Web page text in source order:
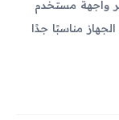
واجهة مستخدم
مناسبًا جدًا